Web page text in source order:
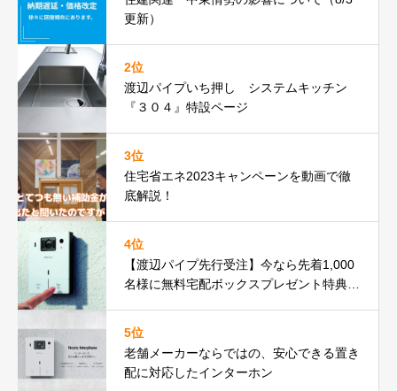
更新）
2位
渡辺パイプいち押し システムキッチン
『３０４』特設ページ
3位
住宅省エネ2023キャンペーンを動画で徹
底解説！
4位
【渡辺パイプ先行受注】今なら先着1,000
名様に無料宅配ボックスプレゼント特典☆
5位
老舗メーカーならではの、安心できる置き
配に対応したインターホン